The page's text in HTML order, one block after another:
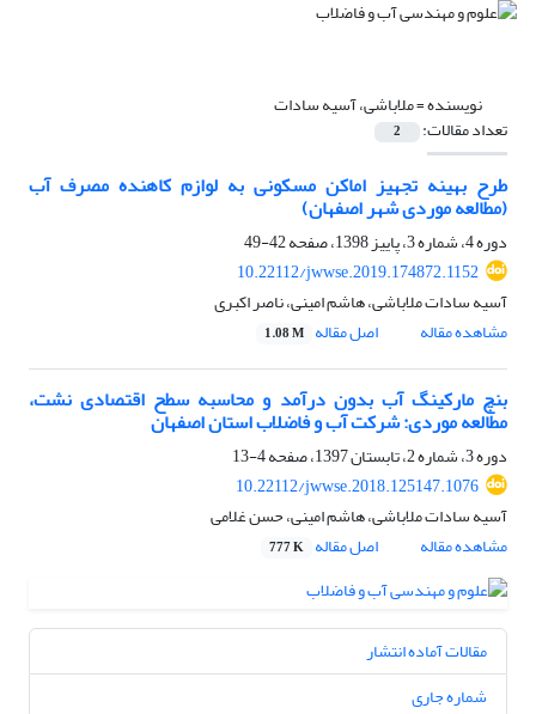
نویسنده =ملاباشی، آسیه سادات
تعداد مقالات: 2
طرح بهینه تجهیز اماکن مسکونی به لوازم کاهنده مصرف آب
(مطالعه موردی شهر اصفهان)
دوره 4، شماره 3، پاییز 1398، صفحه
42-49
10.22112/jwwse.2019.174872.1152
آسیه سادات ملاباشی، هاشم امینی، ناصر اکبری
مشاهده مقاله
اصل مقاله 1.08 M
بنچ مارکینگ آب بدون درآمد و محاسبه سطح اقتصادی نشت،
مطالعه موردی: شرکت آب و فاضلاب استان اصفهان
دوره 3، شماره 2، تابستان 1397، صفحه
4-13
10.22112/jwwse.2018.125147.1076
آسیه سادات ملاباشی، هاشم امینی، حسن غلامی
مشاهده مقاله
اصل مقاله 777 K
مقالات آماده انتشار
شماره جاری